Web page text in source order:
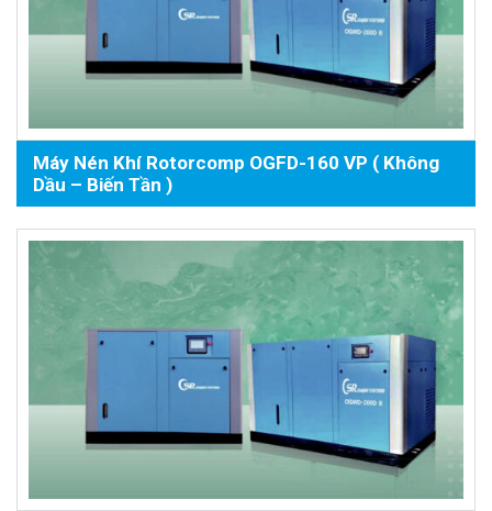
Máy Nén Khí Rotorcomp OGFD-160 VP ( Không
Dầu – Biến Tần )